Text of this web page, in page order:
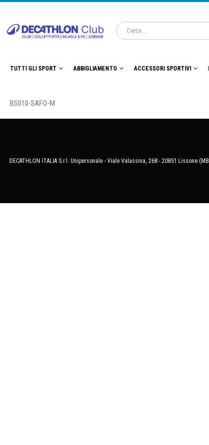
TUTTI GLI SPORT ABBIGLIAMENTO ACCESSORI SPORTIVI
BS010-SAFO-M
DECATHLON ITALIA S.r.l. Unipersonale - Viale Valassina, 268 - 20851 Lissone